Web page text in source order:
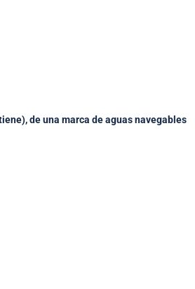
de una marca de aguas navegables